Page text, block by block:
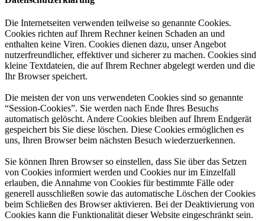
Die Internetseiten verwenden teilweise so genannte Cookies.
Cookies richten auf Ihrem Rechner keinen Schaden an und
enthalten keine Viren. Cookies dienen dazu, unser Angebot
nutzerfreundlicher, effektiver und sicherer zu machen. Cookies sind
kleine Textdateien, die auf Ihrem Rechner abgelegt werden und die
Ihr Browser speichert.
Die meisten der von uns verwendeten Cookies sind so genannte
“Session-Cookies”. Sie werden nach Ende Ihres Besuchs
automatisch gelöscht. Andere Cookies bleiben auf Ihrem Endgerät
gespeichert bis Sie diese löschen. Diese Cookies ermöglichen es
uns, Ihren Browser beim nächsten Besuch wiederzuerkennen.
Sie können Ihren Browser so einstellen, dass Sie über das Setzen
von Cookies informiert werden und Cookies nur im Einzelfall
erlauben, die Annahme von Cookies für bestimmte Fälle oder
generell ausschließen sowie das automatische Löschen der Cookies
beim Schließen des Browser aktivieren. Bei der Deaktivierung von
Cookies kann die Funktionalität dieser Website eingeschränkt sein.